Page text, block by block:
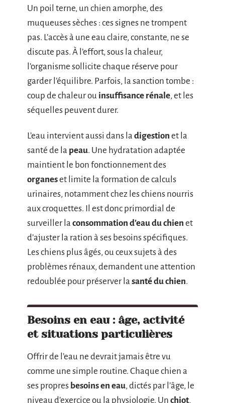
Un poil terne, un chien amorphe, des
muqueuses sèches : ces signes ne trompent
pas. L’accès à une eau claire, constante, ne se
discute pas. À l’effort, sous la chaleur,
l’organisme sollicite chaque réserve pour
garder l’équilibre. Parfois, la sanction tombe :
coup de chaleur ou insuffisance rénale, et les
séquelles peuvent durer.
L’eau intervient aussi dans la digestion et la
santé de la peau. Une hydratation adaptée
maintient le bon fonctionnement des
organeset limite la formation de calculs
urinaires, notamment chez les chiens nourris
aux croquettes. Il est donc primordial de
surveiller la consommation d’eau du chien et
d’ajuster la ration à ses besoins spécifiques.
Les chiens plus âgés, ou ceux sujets à des
problèmes rénaux, demandent une attention
redoublée pour préserver la santé du chien.
Besoins en eau : âge, activité
et situations particulières
Offrir de l’eau ne devrait jamais être vu
comme une simple routine. Chaque chien a
ses propres besoins en eau, dictés par l’âge, le
niveau d’exercice ou la physiologie. Un chiot,